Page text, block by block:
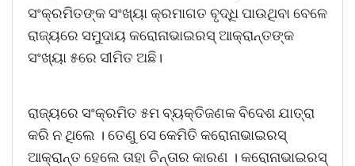
ସଂକ୍ରମିତଙ୍କ ସଂଖ୍ୟା କ୍ରମାଗତ ବୃଦ୍ଧି ପାଉଥିବା ବେଳେ
ରାଜ୍ୟରେ ସମୁଦାୟ କରୋନାଭାଇରସ୍ ଆକ୍ରାନ୍ତଙ୍କ
ସଂଖ୍ୟା ୫ରେ ସୀମିତ ଅଛି।
ରାଜ୍ୟରେ ସଂକ୍ରମିତ ୫ମ ବ୍ୟକ୍ତିଜଣକ ବିଦେଶ ଯାତ୍ରା
କରି ନ ଥିଲେ । ତେଣୁ ସେ କେମିତି କରୋନାଭାଇରସ୍
ଆକ୍ରାନ୍ତ ହେଲେ ତାହା ଚିନ୍ତାର କାରଣ । କରୋନାଭାଇରସ୍